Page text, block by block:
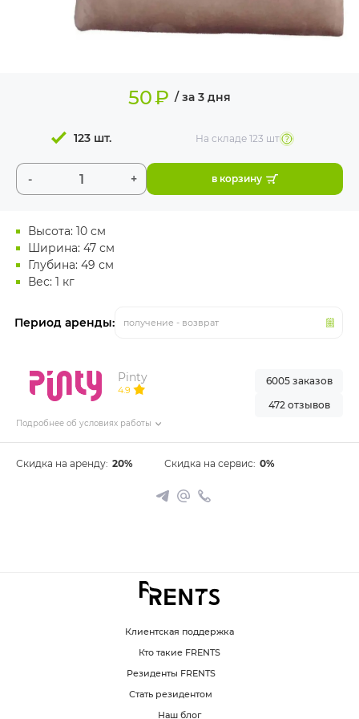
ИЗДЕЛИЯ ДЛЯ
Высота: 10 см
Ширина: 47 см
Глубина: 49 см
Вес: 1 кг
Период аренды: получение - возврат
50₽ / за 3 дня
- +
123 шт. На складе123 шт
в корзину
Pinty
4.9
Подробнее об условиях работы
6005 заказов
472 отзывов
Скидка на аренду: 20% Скидка на сервис: 0%
Клиентская поддержка
Кто такие FRENTS
Резиденты FRENTS
Стать резидентом
Наш блог